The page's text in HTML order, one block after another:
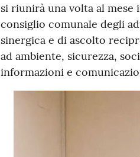
si riunirà una volta al
consiglio comunale degli
sinergica e di ascolto
ad ambiente, sicurezza,
informazioni e